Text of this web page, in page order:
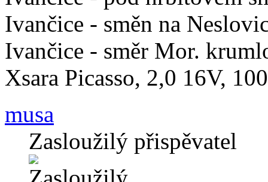
Ivančice - směn na
Ivančice - směr Mor.
Xsara Picasso, 2,0 16V,
musa
Zasloužilý přispěvatel